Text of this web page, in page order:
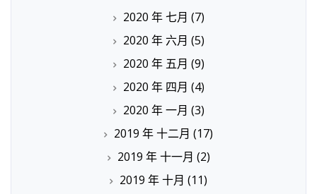
2020 年 七月 (7)
2020 年 六月 (5)
2020 年 五月 (9)
2020 年 四月 (4)
2020 年 一月 (3)
2019 年 十二月 (17)
2019 年 十一月 (2)
2019 年 十月 (11)